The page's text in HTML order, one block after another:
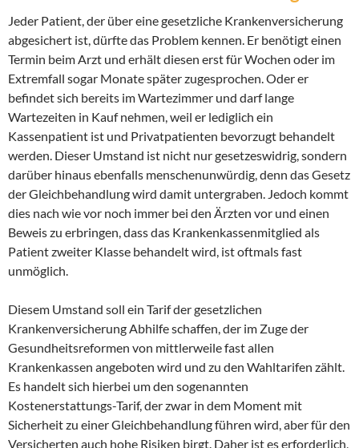
Jeder Patient, der über eine gesetzliche Krankenversicherung
abgesichert ist, dürfte das Problem kennen. Er benötigt einen
Termin beim Arzt und erhält diesen erst für Wochen oder im
Extremfall sogar Monate später zugesprochen. Oder er
befindet sich bereits im Wartezimmer und darf lange
Wartezeiten in Kauf nehmen, weil er lediglich ein
Kassenpatient ist und Privatpatienten bevorzugt behandelt
werden. Dieser Umstand ist nicht nur gesetzeswidrig, sondern
darüber hinaus ebenfalls menschenunwürdig, denn das Gesetz
der Gleichbehandlung wird damit untergraben. Jedoch kommt
dies nach wie vor noch immer bei den Ärzten vor und einen
Beweis zu erbringen, dass das Krankenkassenmitglied als
Patient zweiter Klasse behandelt wird, ist oftmals fast
unmöglich.
Diesem Umstand soll ein Tarif der gesetzlichen
Krankenversicherung Abhilfe schaffen, der im Zuge der
Gesundheitsreformen von mittlerweile fast allen
Krankenkassen angeboten wird und zu den Wahltarifen zählt.
Es handelt sich hierbei um den sogenannten
Kostenerstattungs-Tarif, der zwar in dem Moment mit
Sicherheit zu einer Gleichbehandlung führen wird, aber für den
Versicherten auch hohe Risiken birgt. Daher ist es erforderlich,